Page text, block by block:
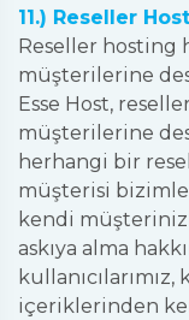
11.) Reseller
Reseller hosting
müşterilerine
Esse Host,
müşterilerine
herhangi bir
müşterisi bizimle
kendi
askıya alma
içeriklerinden